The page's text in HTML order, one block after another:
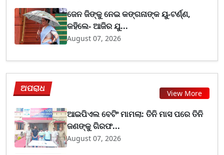
ଜେନ ଜିଙ୍କୁ ନେଇ କଙ୍ଗନାଙ୍କ ୟୁ-ଟର୍ଣ୍ଣ,
କହିଲେ- ଆଜିର ଯୁ...
August 07, 2026
ଅପରାଧ View More
ଆଇପିଏଲ ବେଟିଂ ମାମଲା: ତିନି ମାସ ପରେ ତିନି
ଜଣଙ୍କୁ ଗିରଫ...
August 07, 2026